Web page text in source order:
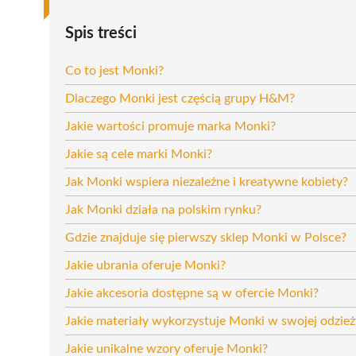
Spis treści
Co to jest Monki?
Dlaczego Monki jest częścią grupy H&M?
Jakie wartości promuje marka Monki?
Jakie są cele marki Monki?
Jak Monki wspiera niezależne i kreatywne kobiety?
Jak Monki działa na polskim rynku?
Gdzie znajduje się pierwszy sklep Monki w Polsce?
Jakie ubrania oferuje Monki?
Jakie akcesoria dostępne są w ofercie Monki?
Jakie materiały wykorzystuje Monki w swojej
Jakie unikalne wzory oferuje Monki?